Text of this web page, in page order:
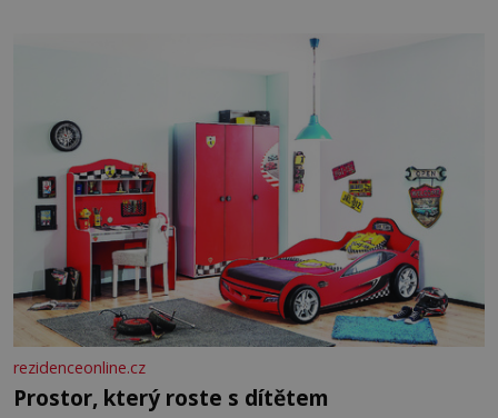
rezidenceonline.cz
Prostor, který roste s dítětem